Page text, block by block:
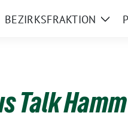
BEZIRKSFRAKTION
Talk